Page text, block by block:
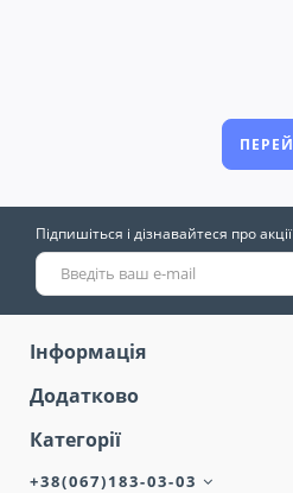
Підпишіться і дізнавайтеся про
Інформація
Додатково
Категорії
+38(067)183-03-03